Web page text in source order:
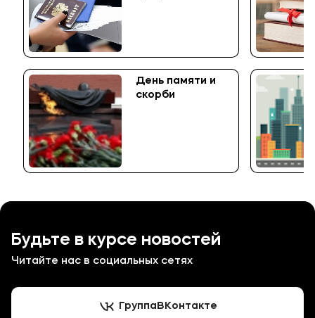
День памяти и
скорби
Будьте в курсе новостей
Читайте нас в социальных сетях
ГруппаВКонтакте